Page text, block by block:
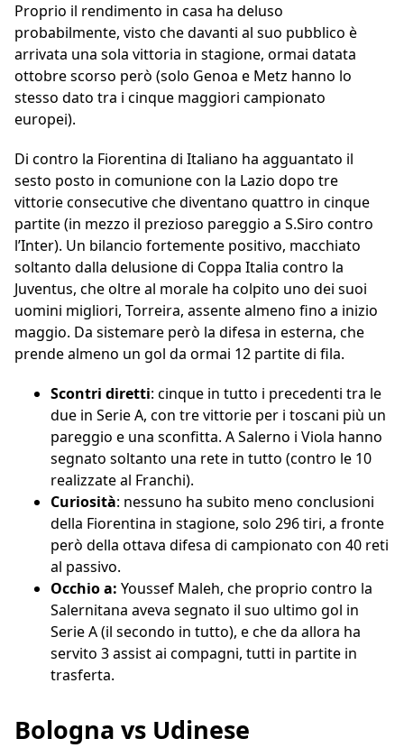
Proprio il rendimento in casa ha deluso
probabilmente, visto che davanti al suo pubblico è
arrivata una sola vittoria in stagione, ormai datata
ottobre scorso però (solo Genoa e Metz hanno lo
stesso dato tra i cinque maggiori campionato
europei).
Di contro la Fiorentina di Italiano ha agguantato il
sesto posto in comunione con la Lazio dopo tre
vittorie consecutive che diventano quattro in cinque
partite (in mezzo il prezioso pareggio a S.Siro contro
l’Inter). Un bilancio fortemente positivo, macchiato
soltanto dalla delusione di Coppa Italia contro la
Juventus, che oltre al morale ha colpito uno dei suoi
uomini migliori, Torreira, assente almeno fino a inizio
maggio. Da sistemare però la difesa in esterna, che
prende almeno un gol da ormai 12 partite di fila.
Scontri diretti: cinque in tutto i precedenti tra le
due in Serie A, con tre vittorie per i toscani più un
pareggio e una sconfitta. A Salerno i Viola hanno
segnato soltanto una rete in tutto (contro le 10
realizzate al Franchi).
Curiosità: nessuno ha subito meno conclusioni
della Fiorentina in stagione, solo 296 tiri, a fronte
però della ottava difesa di campionato con 40 reti
al passivo.
Occhio a: Youssef Maleh, che proprio contro la
Salernitana aveva segnato il suo ultimo gol in
Serie A (il secondo in tutto), e che da allora ha
servito 3 assist ai compagni, tutti in partite in
trasferta.
Bologna vs Udinese